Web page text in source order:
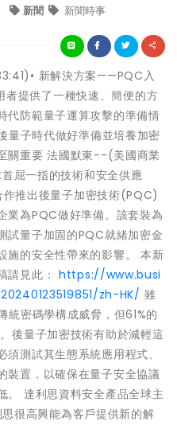
新聞 新聞時事
新解決方案——PQC入
提供了一種快速、簡便的方
代防範量子運算攻擊的準備情
量子時代做好準備並培養加密
關重要 法國默東--(美國商業
屈一指的技術和安全供應
推出後量子加密技術(PQC)
業為PQC做好準備。該套裝為
試量子加固的PQC就緒加密金
施的安全性帶來的影響。 本新
請見此： https://www.busi
zh-HK/ 雖
統密碼學構成威脅，但61%的
後量子加密技術有助於減輕這
測試其生態系統應用程式、
裝置，以確保在量子安全協議
。 達利思資料安全產品全球主
很高興能為客戶提供新的解